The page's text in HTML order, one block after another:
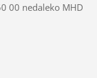
00 nedaleko MHD